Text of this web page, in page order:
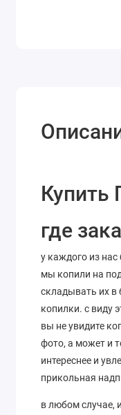
Купить
где
у каждого из нас
мы копили на
складывать их в
копилки. с виду
вы не увидите
фото, а может и
интереснее и
прикольная
в любом случае,